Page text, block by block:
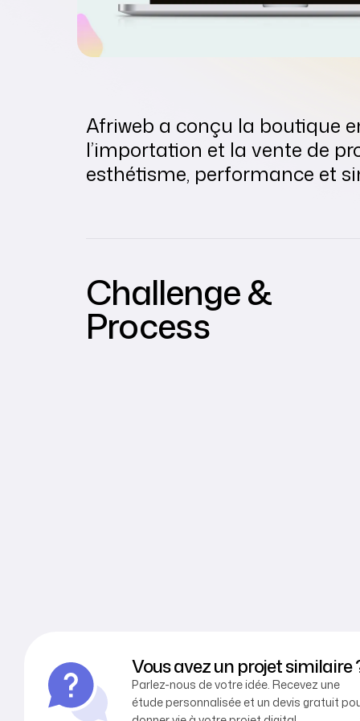
Afriweb a conçu la boutique
l’importation et la vente de
esthétisme, performance et
Challenge &
Process
Vous avez un projet similaire
Parlez-nous de votre idée. Recevez une
étude personnalisée et un devis gratuit